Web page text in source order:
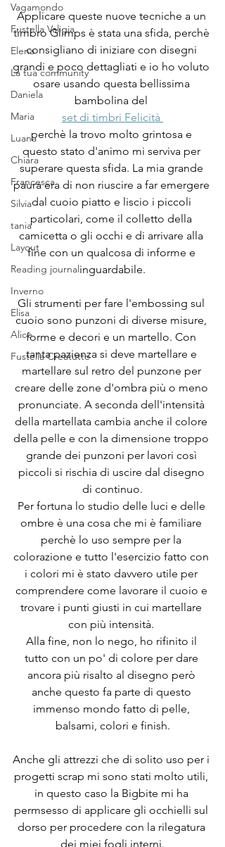
Vagamondo
Fustella Valigia
Elena
La tua community
Daniela
Maria
Luana
Chiara
Francesca
Silvia
tania
Layout
Reading journal
Inverno
Elisa
Alice
Fustella Creatutto
Applicare queste nuove tecniche a un
timbro Glimps è stata una sfida, perchè
consigliano di iniziare con disegni
grandi e poco dettagliati e io ho voluto
osare usando questa bellissima
bambolina del
set di timbri Felicità
perchè la trovo molto grintosa e
questo stato d'animo mi serviva per
superare questa sfida. La mia grande
paura era di non riuscire a far emergere
dal cuoio piatto e liscio i piccoli
particolari, come il colletto della
camicetta o gli occhi e di arrivare alla
fine con un qualcosa di informe e
inguardabile.
Gli strumenti per fare l'embossing sul
cuoio sono punzoni di diverse misure,
forme e decori e un martello. Con
tanta pazienza si deve martellare e
martellare sul retro del punzone per
creare delle zone d'ombra più o meno
pronunciate. A seconda dell'intensità
della martellata cambia anche il colore
della pelle e con la dimensione troppo
grande dei punzoni per lavori così
piccoli si rischia di uscire dal disegno
di continuo.
Per fortuna lo studio delle luci e delle
ombre è una cosa che mi è familiare
perchè lo uso sempre per la
colorazione e tutto l'esercizio fatto con
i colori mi è stato davvero utile per
comprendere come lavorare il cuoio e
trovare i punti giusti in cui martellare
con più intensità.
Alla fine, non lo nego, ho rifinito il
tutto con un po' di colore per dare
ancora più risalto al disegno però
anche questo fa parte di questo
immenso mondo fatto di pelle,
balsami, colori e finish.
Anche gli attrezzi che di solito uso per i
progetti scrap mi sono stati molto utili,
in questo caso la Bigbite mi ha
permsesso di applicare gli occhielli sul
dorso per procedere con la rilegatura
dei miei fogli interni.